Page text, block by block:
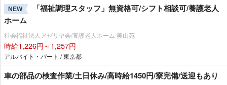
NEW
「福祉調理スタッフ」無資格可/シフト相談可/養護老人
ホーム
社会福祉法人アゼリヤ会/養護老人ホーム 美山苑
時給1,226円～1,257円
アルバイト・パート / 東京都
車の部品の検査作業/土日休み/高時給1450円/寮完備/送迎もあり